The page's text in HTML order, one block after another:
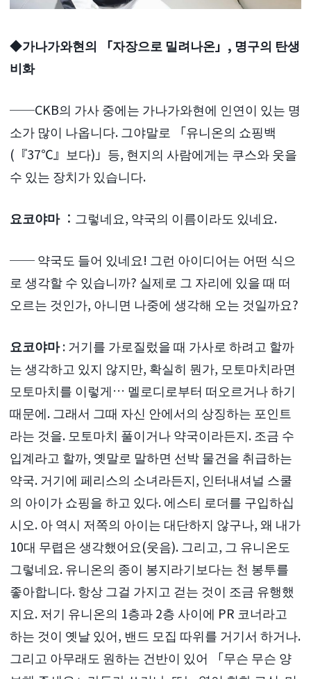
◆가나가와현의 「자장으로 밀려나온」, 명구의 탄생
비화
──CKB의 가사 중에는 가나가와현에 인연이 있는 명
소가 많이 나옵니다. 그야말로 「유니온의 쇼핑백
(『37℃』보다)」등, 현지의 사람에게는 쿠스와 웃을
수 있는 장치가 있습니다.
요코야마：그렇네요, 약국의 이름이라도 있네요.
── 약국도 들어 있네요! 그런 아이디어는 어떤 식으
로 생각할 수 있습니까? 실제로 그 자리에 있을 때 떠
오르는 것인가, 아니면 나중에 생각해 오는 것일까요?
요코야마: 거기를 가로질렀을 때 가사로 하려고 할까
는 생각하고 있지 않지만, 확실히 뭔가, 모토마치라면
모토마치를 이렇게… 멜로디로부터 떠오르거나 하기
때문에. 그래서 그때 자신 안에서의 상징하는 포인트
라는 것을. 모토마치 풀이거나 약국이라든지. 조금 수
입계라고 할까, 옛말로 말하면 선박 물건을 취급하는
약국. 거기에 페리스의 소녀라든지, 인터내셔널 스쿨
의 아이가 쇼핑을 하고 있다. 에스티 로더를 구입하십
시오. 아 역시 저쪽의 아이는 대단하지 않구나, 왜 내가
10대 무렵은 생각했어요(웃음). 그리고, 그 유니온도
그렇네요. 유니온의 종이 봉지라기보다는 천 봉투를
좋아합니다. 항상 그걸 가지고 걷는 것이 조금 유행했
지요. 저기 유니온의 1층과 2층 사이에 PR 코너라고
하는 것이 옛날 있어, 밴드 모집 따위를 거기서 하거나.
그리고 아무래도 원하는 건반이 있어 「무슨 무슨 양